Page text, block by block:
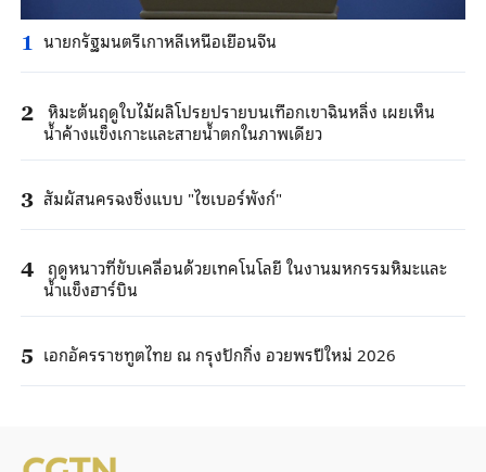
1 นายกรัฐมนตรีเกาหลีเหนือเยือนจีน
2 หิมะต้นฤดูใบไม้ผลิโปรยปรายบนเทือกเขาฉินหลิ่ง เผยเห็น
น้ำค้างแข็งเกาะและสายน้ำตกในภาพเดียว
3 สัมผัสนครฉงชิ่งแบบ "ไซเบอร์พังก์"
4
ฤดูหนาวที่ขับเคลื่อนด้วยเทคโนโลยี ในงานมหกรรมหิมะและ
น้ำแข็งฮาร์บิน
5 เอกอัครราชทูตไทย ณ กรุงปักกิ่ง อวยพรปีใหม่ 2026